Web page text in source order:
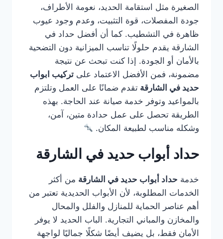
الصغيرة مثل استقامة الحديد، نعومة الأطراف،
جودة المفصلات، قوة التثبيت، وعدم وجود عيوب
ظاهرة في التشطيب. كما أن أفضل حداد في
الشارقة يقدم حلولًا تناسب الميزانية دون التضحية
بالأمان أو الجودة. إذا كنت تبحث عن نتيجة
مضمونة، فمن الأفضل الاعتماد على تركيب ابواب
حديد في الشارقة تقدم ضمانًا على العمل وتلتزم
بالمواعيد وتوفر خدمة صيانة عند الحاجة. بهذه
الطريقة تحصل على عمل حدادة متين، آمن،
وشكله مناسب لطبيعة المكان.
حداد أبواب حديد في الشارقة
خدمة حداد أبواب حديد في الشارقة من أكثر
الخدمات المطلوبة، لأن الأبواب الحديدية تعتبر من
أهم عناصر الحماية للمنازل والفلل والمحال
والمخازن والمباني التجارية. الباب الحديد لا يوفر
الأمان فقط، بل يضيف أيضًا شكلًا جماليًا لواجهة